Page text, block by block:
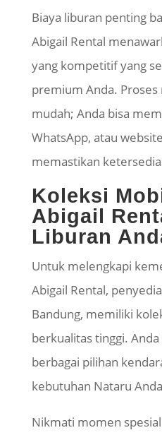
​Biaya liburan penting
Abigail Rental
yang kompetitif yang
premium Anda. Proses
mudah; Anda bisa
WhatsApp, atau
memastikan
​Koleksi
Abigail
Liburan
​Untuk melengkapi
Abigail Rental,
Bandung, memiliki
berkualitas tinggi.
berbagai pilihan
kebutuhan Nataru
​Nikmati momen